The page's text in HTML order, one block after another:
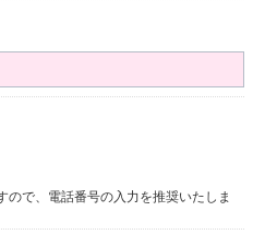
ので、電話番号の入力を推奨いたしま